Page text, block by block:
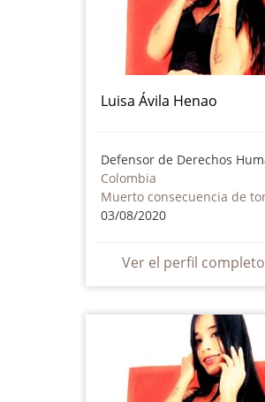
Luisa Ávila Henao
Colombia
03/08/2020
Ver el perfil completo